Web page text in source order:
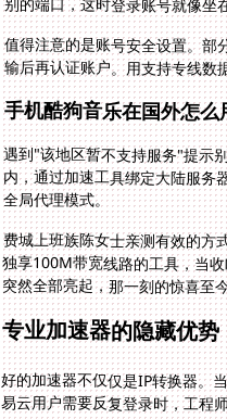
别的端口，这时登录账号就像坐
值得注意的是账号安全设置。
输后再认证账户。用支持专线数
手机酷狗音乐在国外怎么
遇到"该地区暂不支持服务"提示
内，通过加速工具绑定大陆服务
全局代理模式。
费城上班族陈女士亲测有效的
独享100M带宽线路的工具，当
突然全部亮起，那一刻的惊喜至
专业加速器的隐藏优势
好的加速器不仅仅是IP转换器。
易云用户需要反复登录时，工程